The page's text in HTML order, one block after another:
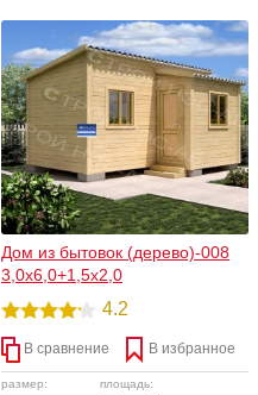
годами служить своему хозяину
верой и правдой. Максимально
многофункциональная и полностью
утепленная постройка.
Дом из бытовок (дерево)-008
3,0х6,0+1,5х2,0
4.2
В сравнение В избранное
размер: площадь: